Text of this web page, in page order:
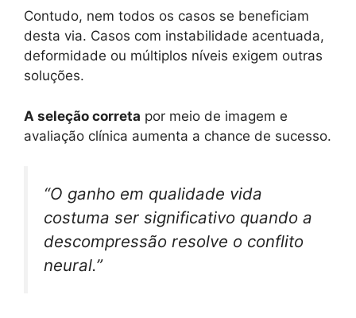
Contudo, nem todos os casos se beneficiam
desta via. Casos com instabilidade acentuada,
deformidade ou múltiplos níveis exigem outras
soluções.
A seleção correta por meio de imagem e
avaliação clínica aumenta a chance de sucesso.
“O ganho em qualidade vida
costuma ser significativo quando a
descompressão resolve o conflito
neural.”